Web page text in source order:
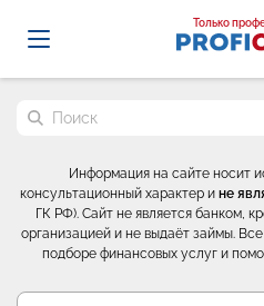
Probrokery - Только
Поиск по сайту
Информация на сайте носит
консультационный характер и не
ГК РФ). Сайт не является банком,
организацией и не выдаёт займы.
подборе финансовых услуг и